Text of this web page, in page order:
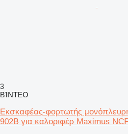
3
ΒΊΝΤΕΟ
Εκσκαφέας-φορτωτής
902B για καλοριφέρ Maximus